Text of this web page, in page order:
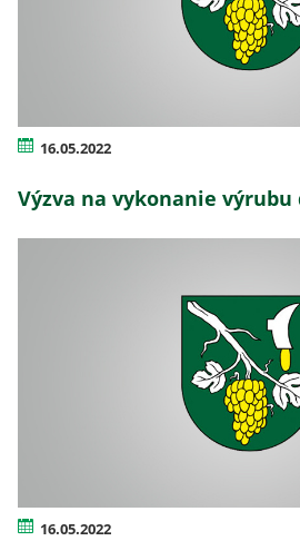
16.05.2022
Výzva na vykonanie výrubu
16.05.2022